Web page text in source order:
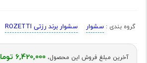
گروه بندی : سشوار سشوار برند رزتی ROZETTI
آخرین مبلغ فروش این محصول، 6,420,000 تومان